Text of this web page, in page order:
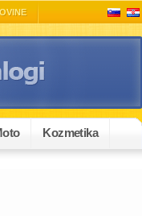
Kozmetika